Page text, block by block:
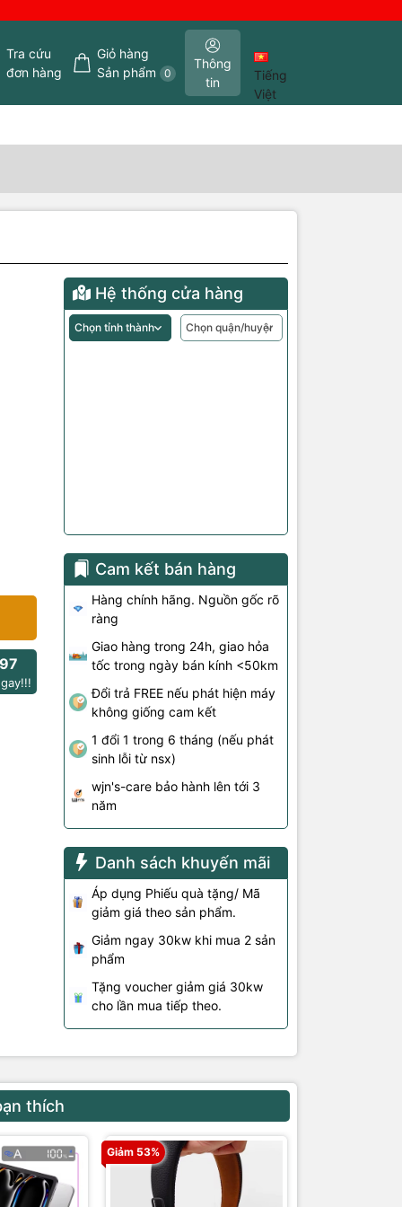
Tra cứu
đơn hàng
Giỏ hàng
Sản phẩm 0
Thông
tin
Tiếng
Việt
Hệ thống cửa hàng
Cam kết bán hàng
Hàng chính hãng. Nguồn gốc rõ
ràng
Giao hàng trong 24h, giao hỏa
tốc trong ngày bán kính <50km
Đổi trả FREE nếu phát hiện máy
không giống cam kết
1 đổi 1 trong 6 tháng (nếu phát
sinh lỗi từ nsx)
wjn's-care bảo hành lên tới 3
năm
Danh sách khuyến mãi
Áp dụng Phiếu quà tặng/ Mã
giảm giá theo sản phẩm.
Giảm ngay 30kw khi mua 2 sản
phẩm
Tặng voucher giảm giá 30kw
cho lần mua tiếp theo.
thích
Giảm 53%